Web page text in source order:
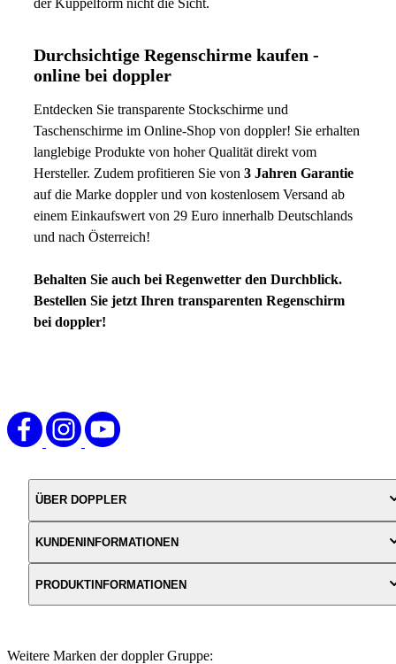
Durchsichtige Regenschirme kaufen -
online bei doppler
Entdecken Sie transparente Stockschirme und
Taschenschirme im Online-Shop von doppler! Sie erhalten
langlebige Produkte von hoher Qualität direkt vom
Hersteller. Zudem profitieren Sie von 3 Jahren Garantie
auf die Marke doppler und von kostenlosem Versand ab
einem Einkaufswert von 29 Euro innerhalb Deutschlands
und nach Österreich!
Behalten Sie auch bei Regenwetter den Durchblick.
Bestellen Sie jetzt Ihren transparenten Regenschirm
bei doppler!
ÜBER DOPPLER
KUNDENINFORMATIONEN
PRODUKTINFORMATIONEN
Weitere Marken der doppler Gruppe: